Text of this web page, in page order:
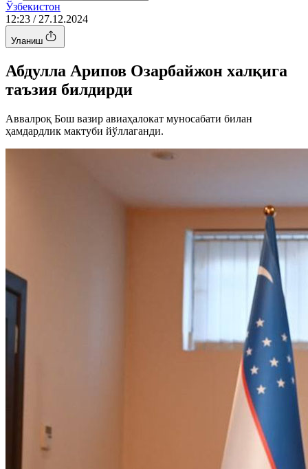
Ўзбекистон
12:23 / 27.12.2024
Уланиш
Абдулла Арипов Озарбайжон халқига
таъзия билдирди
Аввалроқ Бош вазир авиаҳалокат муносабати билан
ҳамдардлик мактуби йўллаганди.